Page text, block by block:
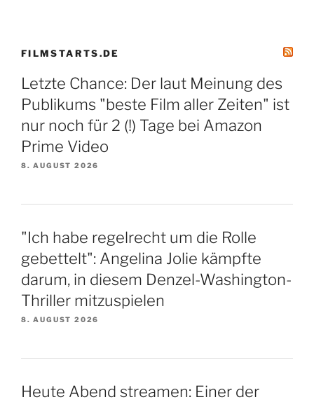
FILMSTARTS.DE
Letzte Chance: Der laut Meinung des
Publikums "beste Film aller Zeiten" ist
nur noch für 2 (!) Tage bei Amazon
Prime Video
8. AUGUST 2026
"Ich habe regelrecht um die Rolle
gebettelt": Angelina Jolie kämpfte
darum, in diesem Denzel-Washington-
Thriller mitzuspielen
8. AUGUST 2026
Heute Abend streamen: Einer der